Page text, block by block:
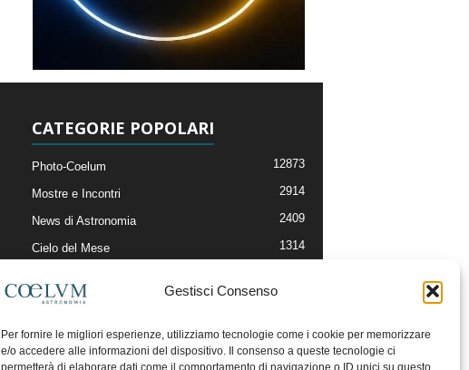
Gestisci Consenso
Per fornire le migliori esperienze, utilizziamo tecnologie come i cookie per memorizzare
e/o accedere alle informazioni del dispositivo. Il consenso a queste tecnologie ci
permetterà di elaborare dati come il comportamento di navigazione o ID unici su questo
CATEGORIE POPOLARI
Photo-Coelum 12873
Mostre e Incontri 2914
News di Astronomia 2409
Cielo del Mese 1314
Articoli e Risorse On-Line
Il Blog della Redazione